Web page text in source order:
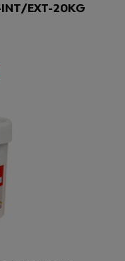
INT/EXT-20KG